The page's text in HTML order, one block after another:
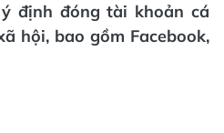
định đóng tài khoản cá
hội, bao gồm Facebook,